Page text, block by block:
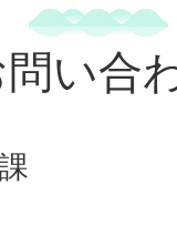
問い合